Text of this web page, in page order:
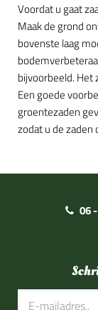
Voordat u gaat
Maak de grond
bovenste laag
bijvoorbeeld. Het
Een goede
groentezaden
zodat u de zaden
06